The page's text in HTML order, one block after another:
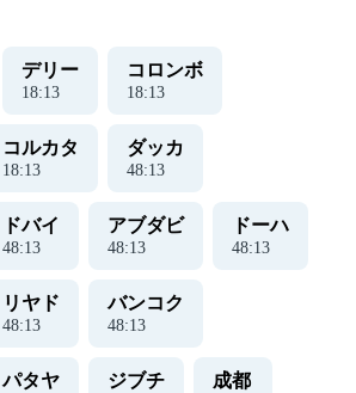
デリー
18:14
コロンボ
18:14
コルカタ
18:14
ダッカ
48:14
ドバイ
48:14
アブダビ
48:14
ドーハ
48:14
リヤド
48:14
バンコク
48:14
パタヤ ジブチ 成都